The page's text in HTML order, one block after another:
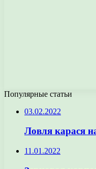
Популярные статьи
03.02.2022
Ловля карася
11.01.2022